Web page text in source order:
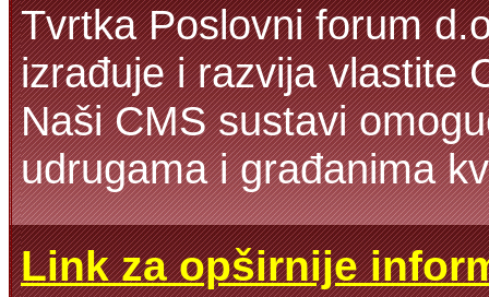
Tvrtka Poslovni forum
izrađuje i razvija vlastite
Naši CMS sustavi
udrugama i građanima
Link za opširnije